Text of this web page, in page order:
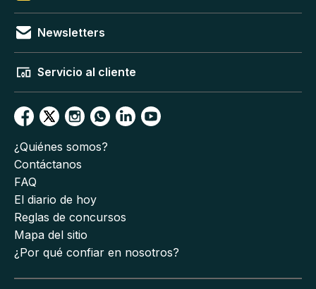
Newsletters
Servicio al cliente
¿Quiénes somos?
Contáctanos
FAQ
El diario de hoy
Reglas de concursos
Mapa del sitio
¿Por qué confiar en nosotros?